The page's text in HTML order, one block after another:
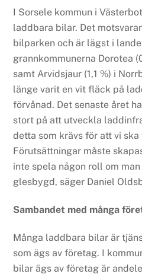
I Sorsele kommun i
laddbara bilar. Det
bilparken och är lägst i
grannkommunerna Dorotea
samt Arvidsjaur (1,1 %) i
länge varit en vit fläck på
förvånad. Det senaste året
stort på att utveckla
detta som krävs för att vi
Förutsättningar måste
inte spela någon roll om
glesbygd, säger Daniel
Sambandet med många
Många laddbara bilar är
som ägs av företag. I
bilar ägs av företag är